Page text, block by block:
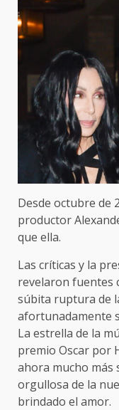
Desde octubre de
productor
que ella.
Las críticas y la
revelaron fuentes
súbita ruptura de
afortunadamente
La estrella de la
premio Oscar por
ahora mucho más
orgullosa de la
brindado el amor.